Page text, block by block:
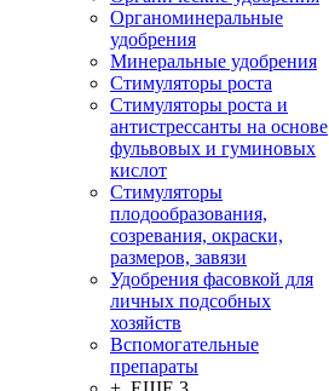
Органоминеральные
удобрения
Минеральные удобрения
Стимуляторы роста
Стимуляторы роста и
антистрессанты на основе
фульвовых и гуминовых
кислот
Стимуляторы
плодообразования,
созревания, окраски,
размеров, завязи
Удобрения фасовкой для
личных подсобных
хозяйств
Вспомогательные
препараты